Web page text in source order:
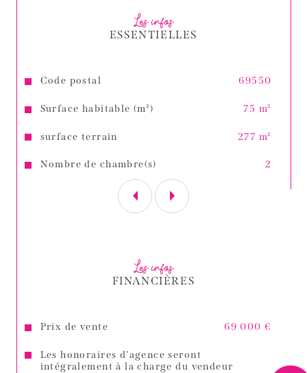
Les infos
ESSENTIELLES
Caractéristiques Valeurs
Code postal 69550
Surface habitable (m²) 75 m²
surface terrain 277 m²
Nombre de chambre(s) 2
Les infos
FINANCIÈRES
Prix de vente 69 000 €
Les honoraires d'agence seront
intégralement à la charge du vendeur